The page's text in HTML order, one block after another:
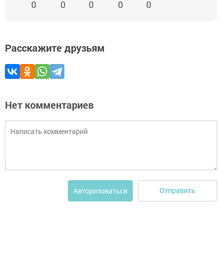
0 0 0 0 0
Расскажите друзьям
Нет комментариев
Авторизоваться Отправить